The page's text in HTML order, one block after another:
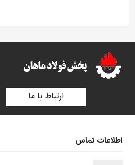
ارتباط با ما
اطلاعات تماس